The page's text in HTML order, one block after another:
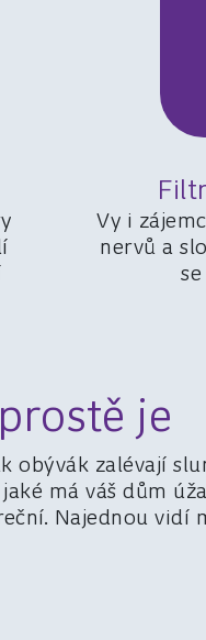
Vy i
nervů a
je
obývák zalévají
má váš dům
Najednou vidí